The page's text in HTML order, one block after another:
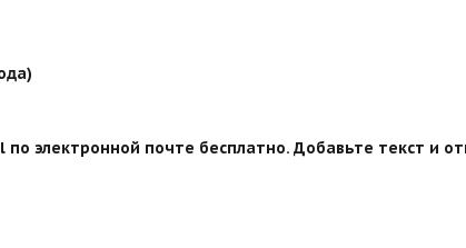
электронной почте бесплатно. Добавьте текст и